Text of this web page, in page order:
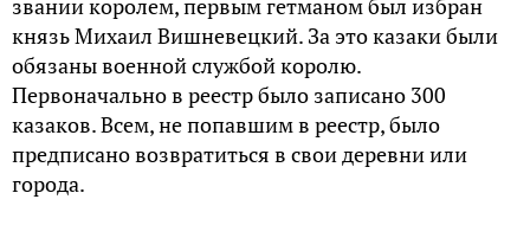
звании королем, первым гетманом был избран
князь Михаил Вишневецкий. За это казаки были
обязаны военной службой королю.
Первоначально в реестр было записано 300
казаков. Всем, не попавшим в реестр, было
предписано возвратиться в свои деревни или
города.